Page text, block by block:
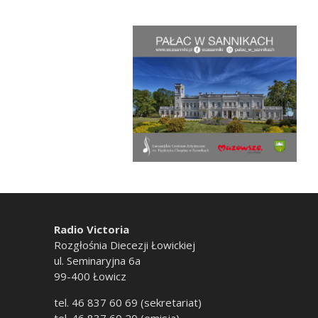
Radio Victoria
Rozgłośnia Diecezji Łowickiej
ul. Seminaryjna 6a
99-400 Łowicz
tel. 46 837 60 69 (sekretariat)